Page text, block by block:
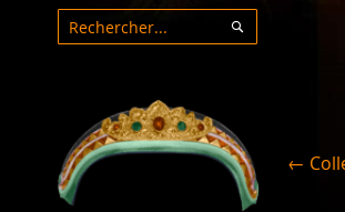
←
Rechercher